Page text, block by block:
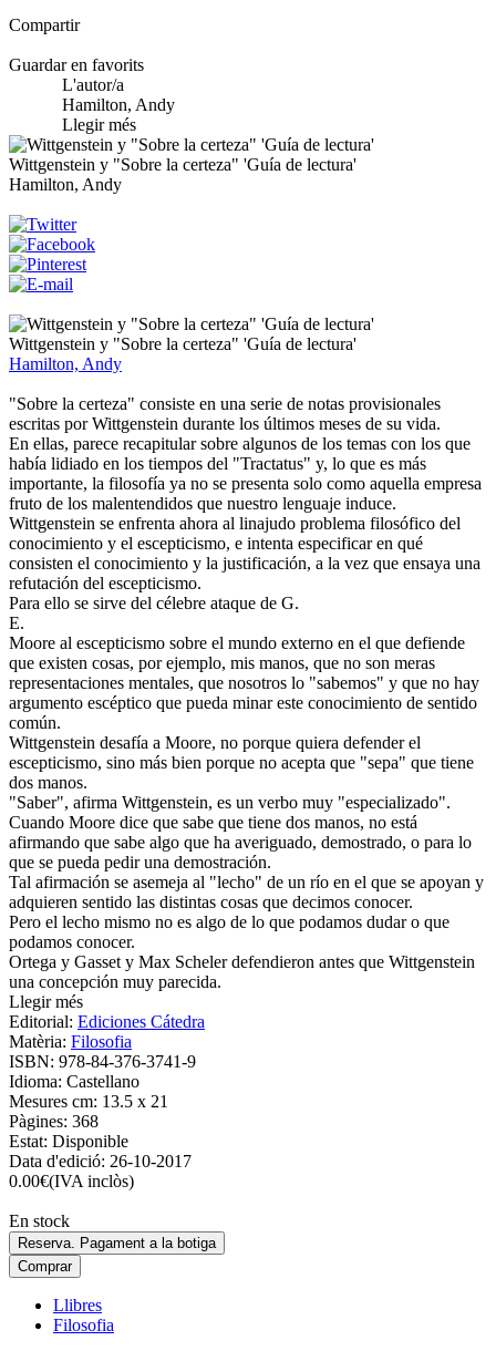
Compartir
Guardar en favorits
L'autor/a
Hamilton, Andy
Llegir més
Wittgenstein y "Sobre la certeza" 'Guía de lectura'
Hamilton, Andy
Wittgenstein y "Sobre la certeza" 'Guía de lectura'
Hamilton, Andy
"Sobre la certeza" consiste en una serie de notas provisionales
escritas por Wittgenstein durante los últimos meses de su vida.
En ellas, parece recapitular sobre algunos de los temas con los que
había lidiado en los tiempos del "Tractatus" y, lo que es más
importante, la filosofía ya no se presenta solo como aquella empresa
fruto de los malentendidos que nuestro lenguaje induce.
Wittgenstein se enfrenta ahora al linajudo problema filosófico del
conocimiento y el escepticismo, e intenta especificar en qué
consisten el conocimiento y la justificación, a la vez que ensaya una
refutación del escepticismo.
Para ello se sirve del célebre ataque de G.
E.
Moore al escepticismo sobre el mundo externo en el que defiende
que existen cosas, por ejemplo, mis manos, que no son meras
representaciones mentales, que nosotros lo "sabemos" y que no hay
argumento escéptico que pueda minar este conocimiento de sentido
común.
Wittgenstein desafía a Moore, no porque quiera defender el
escepticismo, sino más bien porque no acepta que "sepa" que tiene
dos manos.
"Saber", afirma Wittgenstein, es un verbo muy "especializado".
Cuando Moore dice que sabe que tiene dos manos, no está
afirmando que sabe algo que ha averiguado, demostrado, o para lo
que se pueda pedir una demostración.
Tal afirmación se asemeja al "lecho" de un río en el que se apoyan y
adquieren sentido las distintas cosas que decimos conocer.
Pero el lecho mismo no es algo de lo que podamos dudar o que
podamos conocer.
Ortega y Gasset y Max Scheler defendieron antes que Wittgenstein
una concepción muy parecida.
Llegir més
Editorial: Ediciones Cátedra
Matèria: Filosofia
ISBN: 978-84-376-3741-9
Idioma: Castellano
Mesures cm: 13.5 x 21
Pàgines: 368
Estat: Disponible
Data d'edició: 26-10-2017
0.00€(IVA inclòs)
En stock
Reserva. Pagament a la botiga
Comprar
Llibres
Filosofia